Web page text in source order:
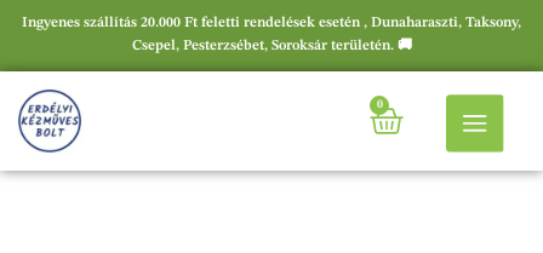
Ingyenes szállítás 20.000 Ft feletti rendelések esetén , Dunaharaszti, Taksony,
Csepel, Pesterzsébet, Soroksár területén. 🚚
0